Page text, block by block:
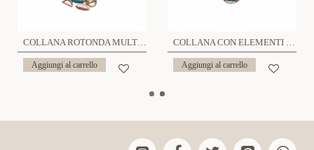
COLLANA ROTONDA MULTICOLORE - SW22100D620
Aggiungi al carrello
COLLANA CON ELEMENTI ORGANICI SMALTATI E ACCENTI PERLA - SW25116C418
Aggiungi al carrello